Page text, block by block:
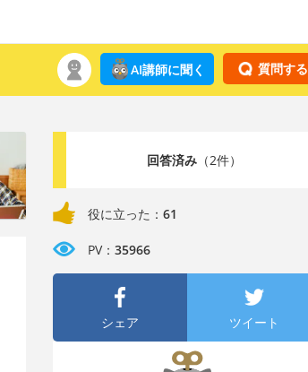
質問する
AI講師に聞く
回答済み（2件）
役に立った： 61
PV： 35966
シェア ツイート